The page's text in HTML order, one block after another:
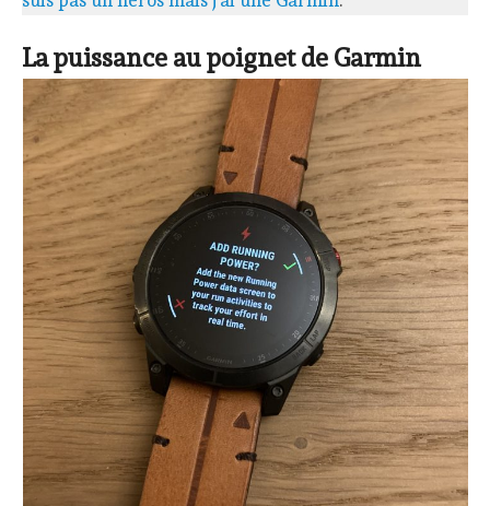
La puissance au poignet de Garmin